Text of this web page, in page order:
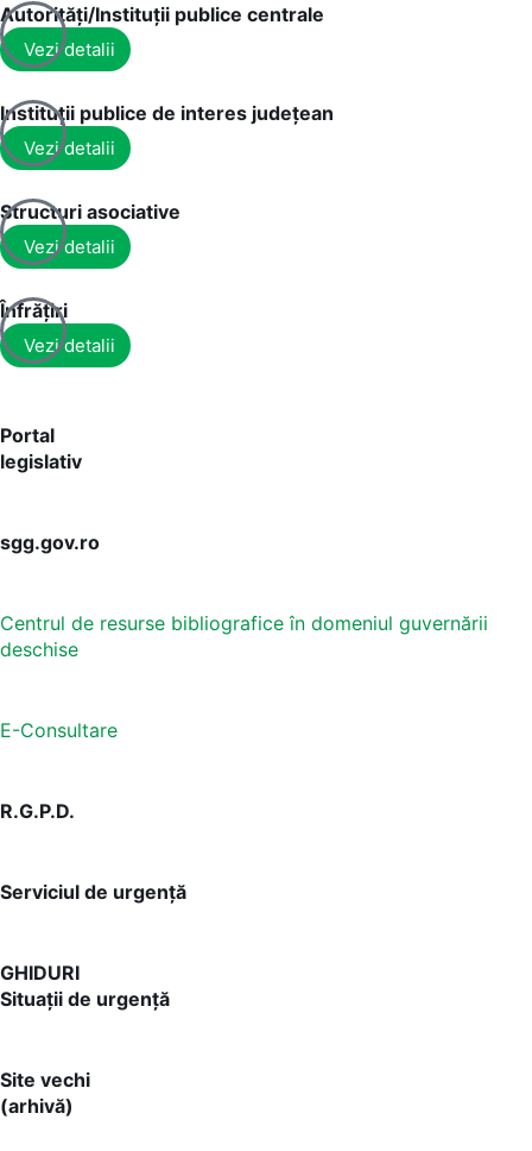
Autorități/Instituții publice centrale
Vezi detalii
Instituții publice de interes județean
Vezi detalii
Structuri asociative
Vezi detalii
Înfrățiri
Vezi detalii
Portal
legislativ
sgg.gov.ro
Centrul de resurse bibliografice în domeniul guvernării
deschise
E-Consultare
R.G.P.D.
Serviciul de urgență
GHIDURI
Situații de urgență
Site vechi
(arhivă)